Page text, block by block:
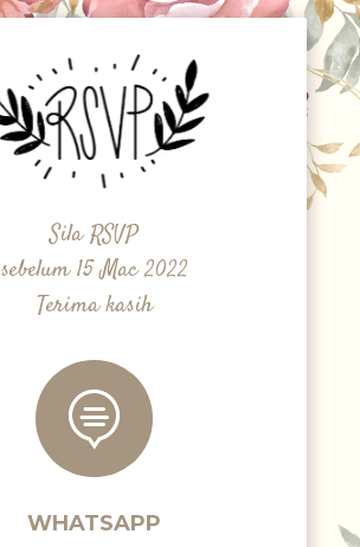
Sila RSVP
sebelum 15 Mac 2022
Terima kasih

WHATSAPP